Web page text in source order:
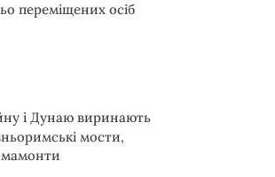
переміщених осіб
і Дунаю виринають
мости,
мамонти